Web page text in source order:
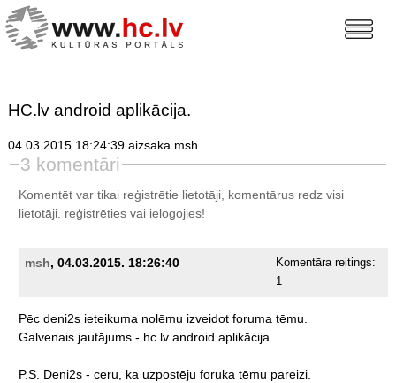
HC.lv android aplikācija.
04.03.2015 18:24:39 aizsāka msh
3 komentāri
Komentēt var tikai reģistrētie lietotāji, komentārus redz visi
lietotāji. reģistrētiesvai ielogojies!
msh, 04.03.2015. 18:26:40
Komentāra reitings:
1
Pēc deni2s ieteikuma nolēmu izveidot foruma tēmu.
Galvenais jautājums - hc.lv android aplikācija.
P.S. Deni2s - ceru, ka uzpostēju foruka tēmu pareizi.